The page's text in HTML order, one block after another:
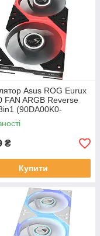
Asus ROG Eurux
FAN ARGB Reverse
(90DA00K0-
₴
Купити